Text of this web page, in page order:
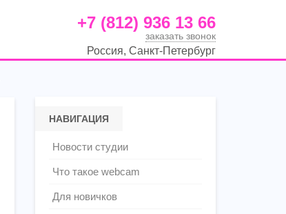
+7 (812) 936 13 66
заказать звонок
Россия, Санкт-Петербург
НАВИГАЦИЯ
Новости студии
Что такое webcam
Для новичков